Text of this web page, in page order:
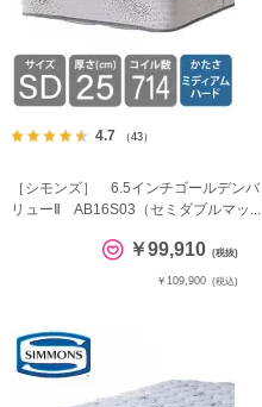
4.7 （43）
［シモンズ］ 6.5インチゴールデンバ
リューⅡ AB16S03（セミダブルマッ...
￥99,910 (税抜)
￥109,900 (税込)